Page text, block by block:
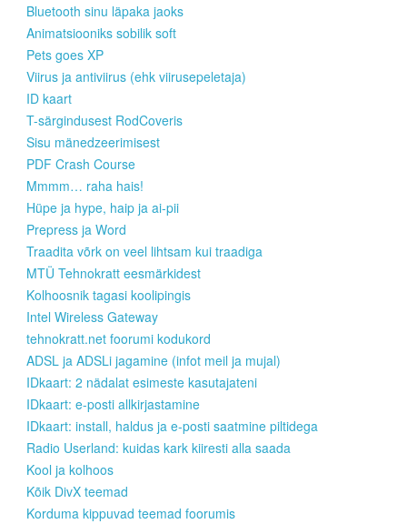
Bluetooth sinu läpaka jaoks
Animatsiooniks sobilik soft
Pets goes XP
Viirus ja antiviirus (ehk viirusepeletaja)
ID kaart
T-särgindusest RodCoveris
Sisu mänedzeerimisest
PDF Crash Course
Mmmm… raha hais!
Hüpe ja hype, haip ja ai-pii
Prepress ja Word
Traadita võrk on veel lihtsam kui traadiga
MTÜ Tehnokratt eesmärkidest
Kolhoosnik tagasi koolipingis
Intel Wireless Gateway
tehnokratt.net foorumi kodukord
ADSL ja ADSLi jagamine (infot meil ja mujal)
IDkaart: 2 nädalat esimeste kasutajateni
IDkaart: e-posti allkirjastamine
IDkaart: install, haldus ja e-posti saatmine piltidega
Radio Userland: kuidas kark kiiresti alla saada
Kool ja kolhoos
Kõik DivX teemad
Korduma kippuvad teemad foorumis